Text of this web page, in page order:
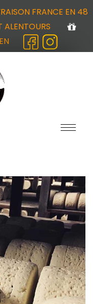
FRANCE EN 48
ALENTOURS
EN